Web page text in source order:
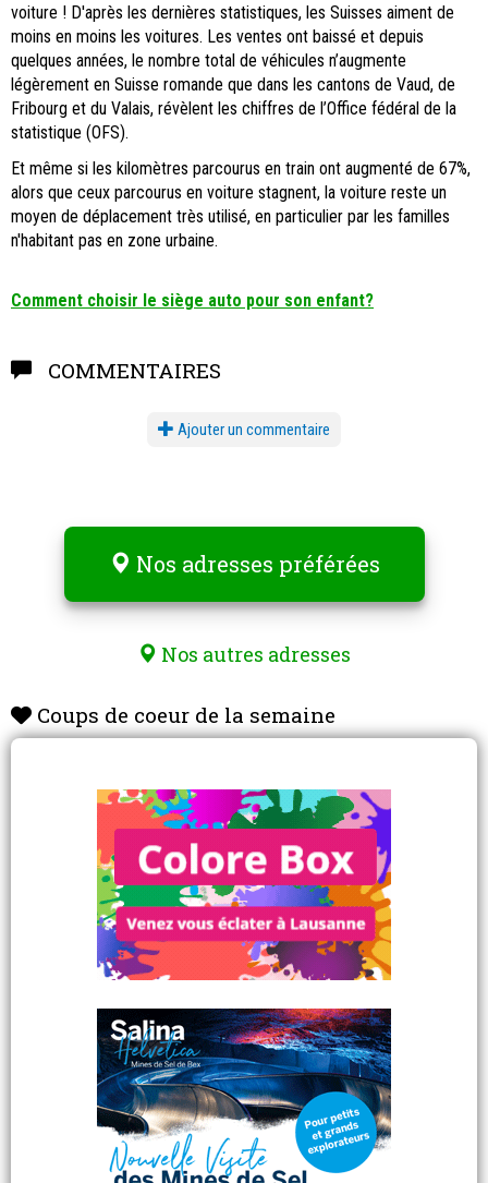
voiture ! D'après les dernières statistiques, les Suisses aiment de
moins en moins les voitures. Les ventes ont baissé et depuis
quelques années, le nombre total de véhicules n’augmente
légèrement en Suisse romande que dans les cantons de Vaud, de
Fribourg et du Valais, révèlent les chiffres de l’Office fédéral de la
statistique (OFS).
Et même si les kilomètres parcourus en train ont augmenté de 67%,
alors que ceux parcourus en voiture stagnent, la voiture reste un
moyen de déplacement très utilisé, en particulier par les familles
n'habitant pas en zone urbaine.
Comment choisir le siège auto pour son enfant?
COMMENTAIRES
Ajouter un commentaire
Nos adresses préférées
Nos autres adresses
Coups de coeur de la semaine